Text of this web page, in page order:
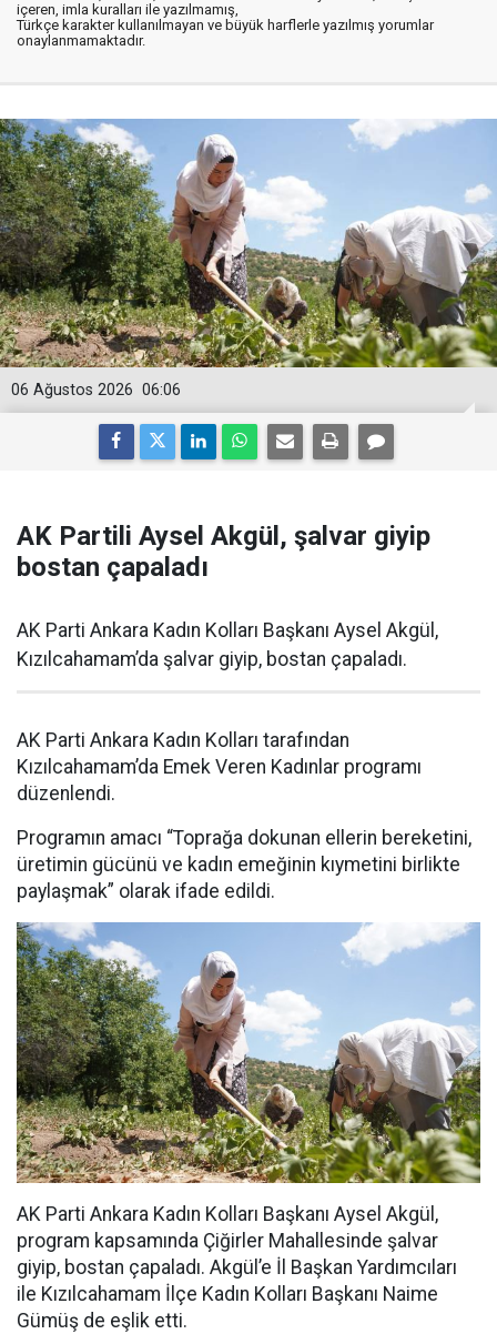
içeren, imla kuralları ile yazılmamış,
Türkçe karakter kullanılmayan ve büyük harflerle yazılmış yorumlar
onaylanmamaktadır.
06:06
06 Ağustos 2026
AK Partili Aysel Akgül, şalvar giyip
bostan çapaladı
AK Parti Ankara Kadın Kolları Başkanı Aysel Akgül,
Kızılcahamam’da şalvar giyip, bostan çapaladı.
AK Parti Ankara Kadın Kolları tarafından
Kızılcahamam’da Emek Veren Kadınlar programı
düzenlendi.
Programın amacı “Toprağa dokunan ellerin bereketini,
üretimin gücünü ve kadın emeğinin kıymetini birlikte
paylaşmak” olarak ifade edildi.
AK Parti Ankara Kadın Kolları Başkanı Aysel Akgül,
program kapsamında Çiğirler Mahallesinde şalvar
giyip, bostan çapaladı. Akgül’e İl Başkan Yardımcıları
ile Kızılcahamam İlçe Kadın Kolları Başkanı Naime
Gümüş de eşlik etti.